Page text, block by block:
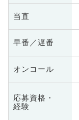
当直
早番／遅番
オンコール
応募資格・
経験